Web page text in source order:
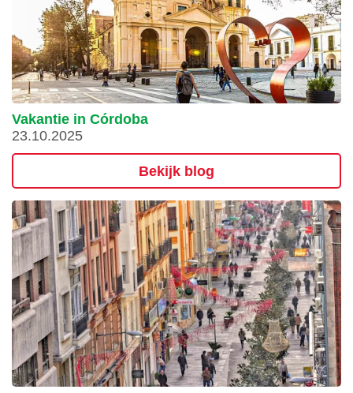
Vakantie in Córdoba
23.10.2025
Bekijk blog